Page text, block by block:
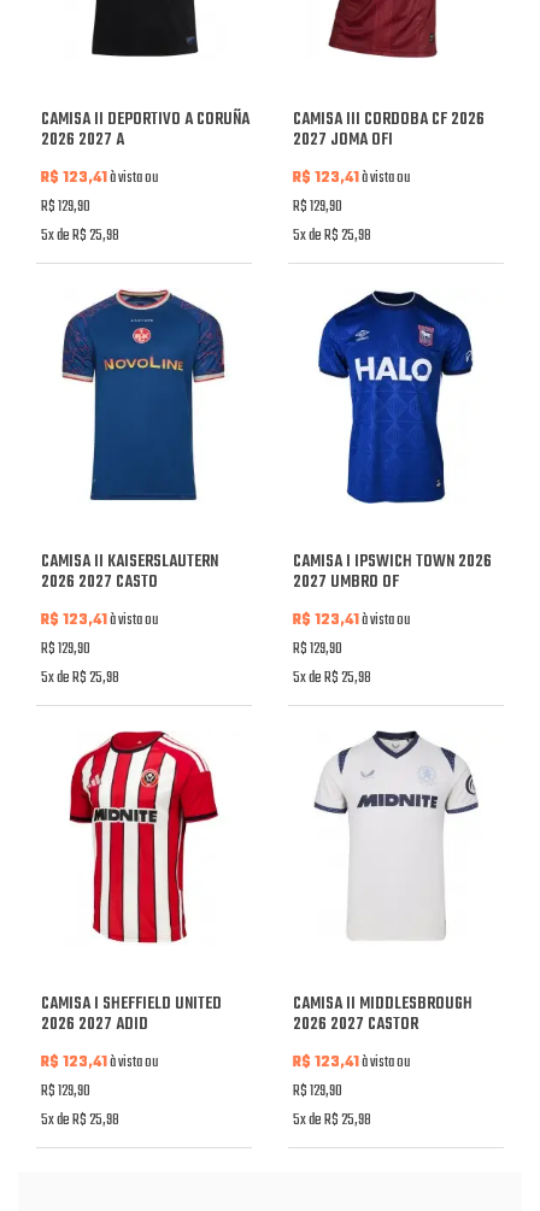
CAMISA II DEPORTIVO A CORUÑA
2026 2027 A
R$ 123,41à vista ou
R$ 129,90
5x de R$ 25,98
CAMISA III CORDOBA CF 2026
2027 JOMA OFI
R$ 123,41à vista ou
R$ 129,90
5x de R$ 25,98
CAMISA II KAISERSLAUTERN
2026 2027 CASTO
R$ 123,41à vista ou
R$ 129,90
5x de R$ 25,98
CAMISA I IPSWICH TOWN 2026
2027 UMBRO OF
R$ 123,41à vista ou
R$ 129,90
5x de R$ 25,98
CAMISA I SHEFFIELD UNITED
2026 2027 ADID
R$ 123,41à vista ou
R$ 129,90
5x de R$ 25,98
CAMISA II MIDDLESBROUGH
2026 2027 CASTOR
R$ 123,41à vista ou
R$ 129,90
5x de R$ 25,98